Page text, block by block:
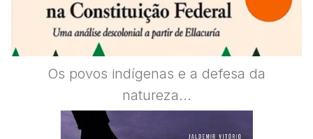
Os povos indígenas e a defesa da
natureza...